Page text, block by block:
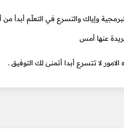
وإياك والتسرع في التعلّم
عنها أمس
لا تتسرع أبدا أتمنىٰ لك التوفيق .